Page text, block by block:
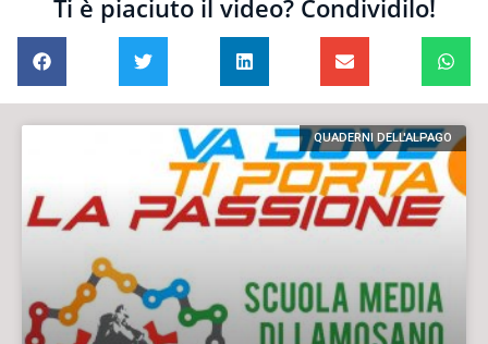
Ti è piaciuto il video? Condividilo!
QUADERNI DELL'ALPAGO